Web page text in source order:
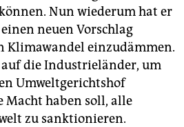
Nun wiederum hat er
neuen Vorschlag
Klimawandel einzudämmen.
die Industrieländer, um
Umweltgerichtshof
haben soll, alle
zu sanktionieren.